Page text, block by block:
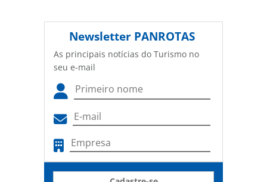
Newsletter PANROTAS
As principais notícias do Turismo no
seu e-mail